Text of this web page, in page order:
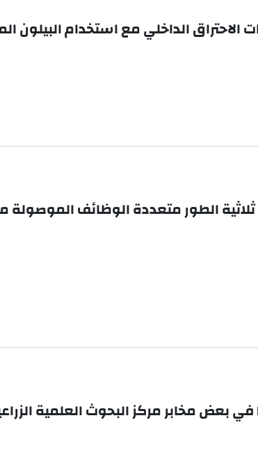
الداخلي مع استخدام البيلون
ثلاثية الطور متعددة الوظائف